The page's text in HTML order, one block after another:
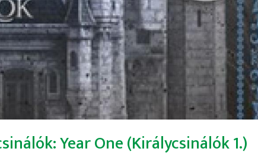
Year One (Királycsinálók 1.)